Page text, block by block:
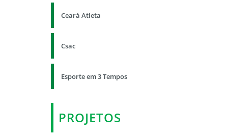
Ceará Atleta
Csac
Esporte em 3 Tempos
PROJETOS